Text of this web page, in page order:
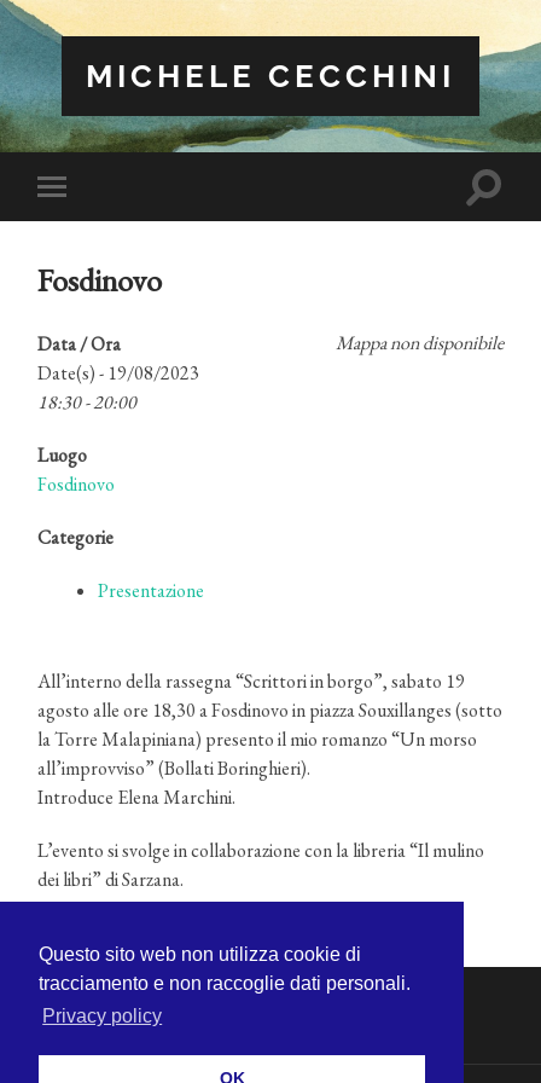
MICHELE CECCHINI
Attiva/disattiva
il
dispositivi
Attiva/
Fosdinovo
Mappa non disponibile
Data / Ora
Date(s) - 19/08/2023
18:30 - 20:00
Luogo
Fosdinovo
Categorie
Presentazione
All’interno della rassegna “Scrittori in borgo”, sabato 19
agosto alle ore 18,30 a Fosdinovo in piazza Souxillanges (sotto
la Torre Malapiniana) presento il mio romanzo “Un morso
all’improvviso” (Bollati Boringhieri).
Introduce Elena Marchini.
L’evento si svolge in collaborazione con la libreria “Il mulino
dei libri” di Sarzana.
Questo sito web non utilizza cookie di
tracciamento e non raccoglie dati personali.
Privacy policy
OK